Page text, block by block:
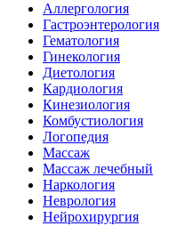
Аллергология
Гастроэнтерология
Гематология
Гинекология
Диетология
Кардиология
Кинезиология
Комбустиология
Логопедия
Массаж
Массаж лечебный
Наркология
Неврология
Нейрохирургия